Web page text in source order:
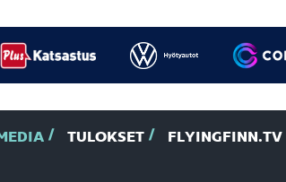
MEDIA TULOKSET FLYINGFINN.TV